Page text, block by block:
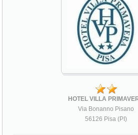
HOTEL VILLA
Via Bonanno Pisano
56126 Pisa (PI)